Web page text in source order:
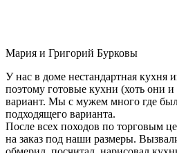
Мария и Григорий Бурковы
У нас в доме нестандартная кухня
поэтому готовые кухни (хоть они
вариант. Мы с мужем много где
подходящего варианта.
После всех походов по торговым
на заказ под наши размеры.